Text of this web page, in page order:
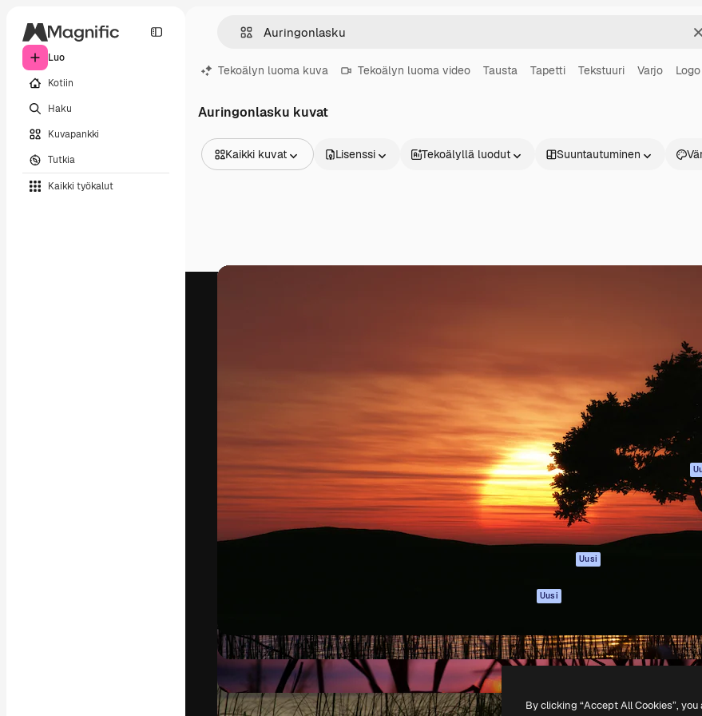
Luo
Kotiin
Haku
Kuvapankki
Tutkia
Kaikki työkalut
Tekoälyn luoma kuva Tekoälyn luoma video Tausta Tapetti Tekstuuri Varjo Logo
Auringonlasku kuvat
Kaikki kuvat
Videot
Lisenssi Tekoälyllä luodut Suuntautuminen
toteuttamiseen. Yli miljoona tilaajaa
toimistojen ja studioiden joukossa.
Spaces
Tekoälyllä toimiva
kuvageneraattori
Tekoälyllä toimiva
videogeneraattori
Tekoälyllä toimiva
äänigeneraattori
Kuvapankkisisältö
MCP
Uusi
Uusi
Mobiilisovellus
Kaikki Magnific-
työkalut
Academy
Dokumentaatio
Käyttöehdot
Alkuperäiset
Kumppanit
By clicking “Accept All Cookies”,